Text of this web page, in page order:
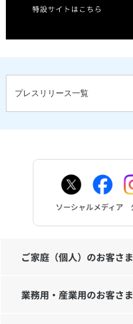
プレスリリース一覧
ご家庭（個人）のお客さま
業務用・産業用のお客さま